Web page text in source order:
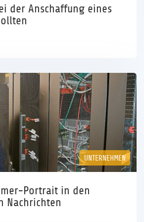
der Anschaffung eines
UNTERNEHMEN
Portrait in den
Nachrichten